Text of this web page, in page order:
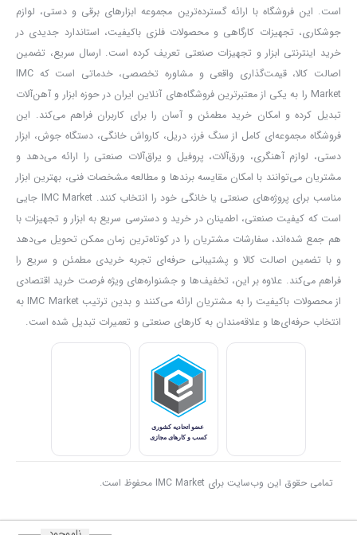
جوش و سرعت وایر فیلر را تنظیم کنید. در ادامه کاربرد کلید ها را توضیح
می دهیم.
کلید MIG:
کلید CRATER:
بالا رفتن یا نرفتن دور موتور را مشخص می کنید.
کلید GAS:
این کلید تعبیه شده است تا متناسب با نوع جوشکاری خود
گاز را قطع و وصل کنید.
کلید SOLID WIRE:
با توجه به اینکه برای انجام جوش CO2 برای هر
فلزی از سیم جوش مخصوصی استفاده می شود؛ برای هماهنگ سازی
دستگاه با نوع سیم جوش، از این کلید استفاده می شود.
کلید WIRE DIAMTER:
همان طور که می دانیم قطر سیم های جوش
متنوع است و لازم است قبل از کار با
دستگاه جوش اینورتر co2 مدل
۲۱۲۵توسط این کلید دستگاه را متناسب با قطر سیم جوش تنظیم کنیم.
اینورتر جوشکاری co2 آروا مدل ۲۱۲۵
دارای دو استاندارد است یکی مرتبط
مشخص شده و به این معنا است که دستگاه در برابر چکیده شدن آب به
طور غیر متوالی و نفوذ اجسام بزرگتر از ۲۱ میلی متر مقاوم است.
سه پارامتر کارایی، ضریب توان و چرخه کاری میزان عملکرد دستگاه را
مشخص می کنند. زمانی که چرخه کاری دستگاه ۶۰ درصد است یعنی در
است. این فروشگاه با ارائه گسترده‌ترین مجموعه ابزارهای برقی و دستی، لوازم
جوشکاری، تجهیزات کارگاهی و محصولات فلزی باکیفیت، استاندارد جدیدی در
خرید اینترنتی ابزار و تجهیزات صنعتی تعریف کرده است. ارسال سریع، تضمین
اصالت کالا، قیمت‌گذاری واقعی و مشاوره تخصصی، خدماتی است که IMC
Market را به یکی از معتبرترین فروشگاه‌های آنلاین ایران در حوزه ابزار و آهن‌آلات
تبدیل کرده و امکان خرید مطمئن و آسان را برای کاربران فراهم می‌کند. این
فروشگاه مجموعه‌ای کامل از سنگ فرز، دریل، کارواش خانگی، دستگاه جوش، ابزار
دستی، لوازم آهنگری، ورق‌آلات، پروفیل و یراق‌آلات صنعتی را ارائه می‌دهد و
مشتریان می‌توانند با امکان مقایسه برندها و مطالعه مشخصات فنی، بهترین ابزار
مناسب برای پروژه‌های صنعتی یا خانگی خود را انتخاب کنند. IMC Market جایی
است که کیفیت صنعتی، اطمینان در خرید و دسترسی سریع به ابزار و تجهیزات با
هم جمع شده‌اند، سفارشات مشتریان را در کوتاه‌ترین زمان ممکن تحویل می‌دهد
و با تضمین اصالت کالا و پشتیبانی حرفه‌ای تجربه خریدی مطمئن و سریع را
فراهم می‌کند. علاوه بر این، تخفیف‌ها و جشنواره‌های ویژه فرصت خرید اقتصادی
از محصولات باکیفیت را به مشتریان ارائه می‌کنند و بدین ترتیب IMC Market به
انتخاب حرفه‌ای‌ها و علاقه‌مندان به کارهای صنعتی و تعمیرات تبدیل شده است.
تمامی حقوق این وب‌سایت برای IMC Market محفوظ است.